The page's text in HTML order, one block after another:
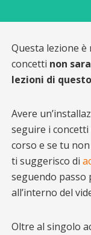
Questa lezione
concetti non
lezioni di
Avere
seguire i
corso e se tu
ti suggerisco di
seguendo passo
all’interno del
Oltre al singolo